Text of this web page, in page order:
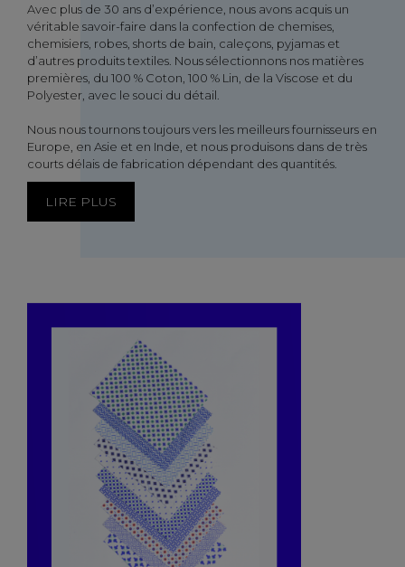
Avec plus de 30 ans d’expérience, nous avons acquis un
véritable savoir-faire dans la confection de chemises,
chemisiers, robes, shorts de bain, caleçons, pyjamas et
d’autres produits textiles. Nous sélectionnons nos matières
premières, du 100 % Coton, 100 % Lin, de la Viscose et du
Polyester, avec le souci du détail.
Nous nous tournons toujours vers les meilleurs fournisseurs en
Europe, en Asie et en Inde, et nous produisons dans de très
courts délais de fabrication dépendant des quantités.
LIRE PLUS